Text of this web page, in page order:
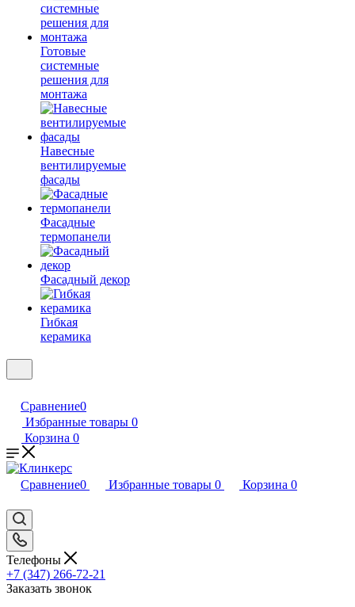
Готовые
системные
решения для
монтажа
Навесные
вентилируемые
фасады
Фасадные
термопанели
Фасадный декор
Гибкая
керамика
Сравнение0
Избранные товары 0
Корзина 0
Сравнение0 Избранные товары 0 Корзина 0
Телефоны
+7 (347) 266-72-21
Заказать звонок